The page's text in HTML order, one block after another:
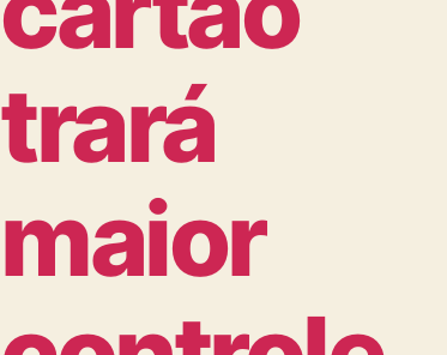
trará
maior